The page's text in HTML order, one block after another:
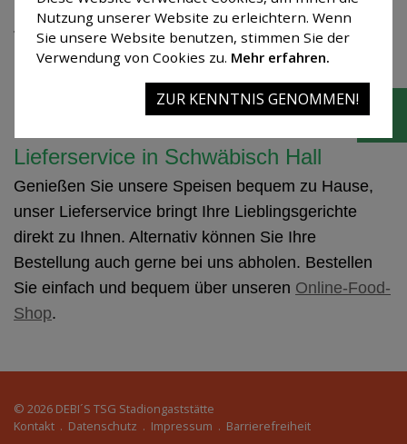
Nutzung unserer Website zu erleichtern. Wenn
Sie unsere Website benutzen, stimmen Sie der
Verwendung von Cookies zu. Mehr erfahren.
ZUR KENNTNIS GENOMMEN!
Jeden Sonntag verwöhnen wir Sie außerdem mit
hausgemachten Kuchen und Torten aus unserer
Kuchentheke – frisch zubereitet von unserem
Lieferservice in Schwäbisch Hall
Genießen Sie unsere Speisen bequem zu Hause,
unser Lieferservice bringt Ihre Lieblingsgerichte
direkt zu Ihnen. Alternativ können Sie Ihre
Bestellung auch gerne bei uns abholen. Bestellen
Sie einfach und bequem über unseren Online-Food-
Shop.
© 2026 DEBI´S TSG Stadiongaststätte
Kontakt . Datenschutz . Impressum . Barrierefreiheit